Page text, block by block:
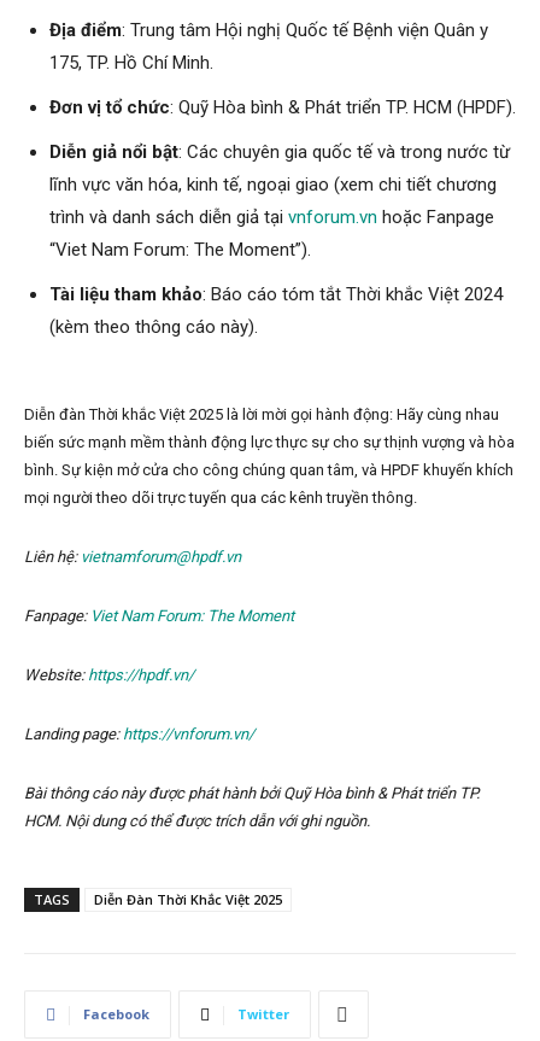
Địa điểm: Trung tâm Hội nghị Quốc tế Bệnh viện Quân y
175, TP. Hồ Chí Minh.
Đơn vị tổ chức: Quỹ Hòa bình & Phát triển TP. HCM (HPDF).
Diễn giả nổi bật: Các chuyên gia quốc tế và trong nước từ
lĩnh vực văn hóa, kinh tế, ngoại giao (xem chi tiết chương
trình và danh sách diễn giả tại vnforum.vn hoặc Fanpage
“Viet Nam Forum: The Moment”).
Tài liệu tham khảo: Báo cáo tóm tắt Thời khắc Việt 2024
(kèm theo thông cáo này).
Diễn đàn Thời khắc Việt 2025 là lời mời gọi hành động: Hãy cùng nhau
biến sức mạnh mềm thành động lực thực sự cho sự thịnh vượng và hòa
bình. Sự kiện mở cửa cho công chúng quan tâm, và HPDF khuyến khích
mọi người theo dõi trực tuyến qua các kênh truyền thông.
Liên hệ: vietnamforum@hpdf.vn
Fanpage: Viet Nam Forum: The Moment
Website: https://hpdf.vn/
Landing page: https://vnforum.vn/
Bài thông cáo này được phát hành bởi Quỹ Hòa bình & Phát triển TP.
HCM. Nội dung có thể được trích dẫn với ghi nguồn.
TAGS Diễn Đàn Thời Khắc Việt 2025
Facebook Twitter